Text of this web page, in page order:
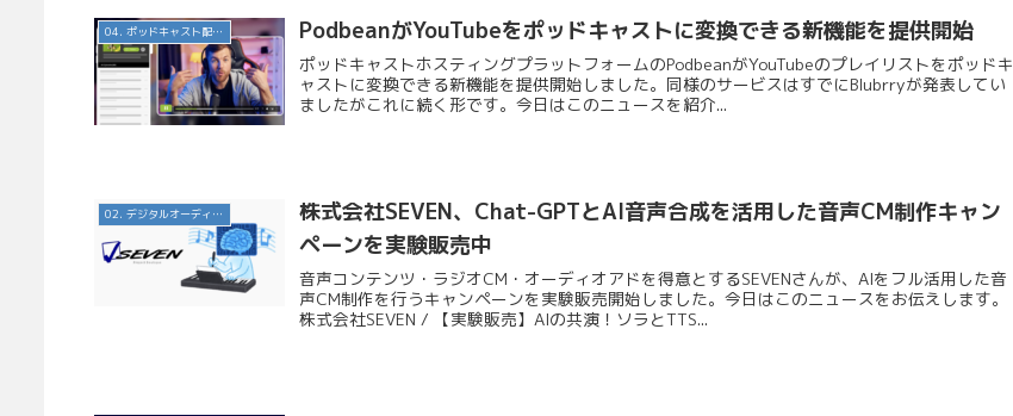
04. ポッドキャスト配信・制作等 PodbeanがYouTubeをポッドキャストに変換できる新機能を提供開始
ポッドキャストホスティングプラットフォームのPodbeanがYouTubeのプレイリストをポッドキ
ャストに変換できる新機能を提供開始しました。同様のサービスはすでにBlubrryが発表してい
ましたがこれに続く形です。今日はこのニュースを紹介...
02. デジタルオーディオ広告（音声広告）
株式会社SEVEN、Chat-GPTとAI音声合成を活用した音声CM制作キャン
ペーンを実験販売中
音声コンテンツ・ラジオCM・オーディオアドを得意とするSEVENさんが、AIをフル活用した音
声CM制作を行うキャンペーンを実験販売開始しました。今日はこのニュースをお伝えします。
株式会社SEVEN / 【実験販売】AIの共演！ソラとTTS...